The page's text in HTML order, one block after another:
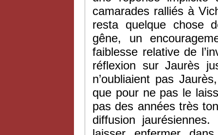
camarades ralliés à
resta quelque chose
gêne, un
faiblesse relative de
réflexion sur Jaurès
n’oubliaient pas
que pour ne pas le
pas des années très
diffusion